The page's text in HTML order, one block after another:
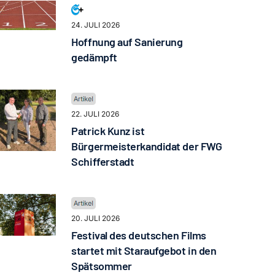
24. JULI 2026
Hoffnung auf Sanierung
gedämpft
22. JULI 2026
Patrick Kunz ist
Bürgermeisterkandidat der FWG
Schifferstadt
20. JULI 2026
Festival des deutschen Films
startet mit Staraufgebot in den
Spätsommer